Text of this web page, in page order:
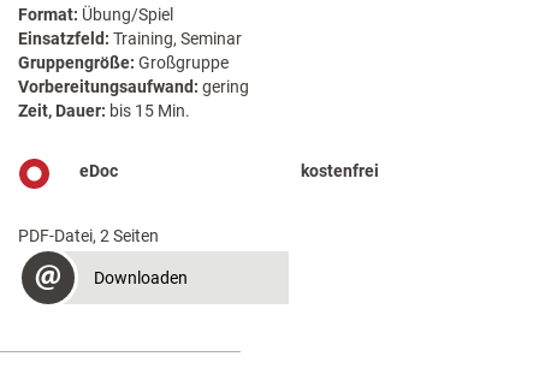
Format: Übung/Spiel
Einsatzfeld: Training, Seminar
Gruppengröße: Großgruppe
Vorbereitungsaufwand: gering
Zeit, Dauer: bis 15 Min.
eDoc kostenfrei
PDF-Datei, 2 Seiten
Downloaden